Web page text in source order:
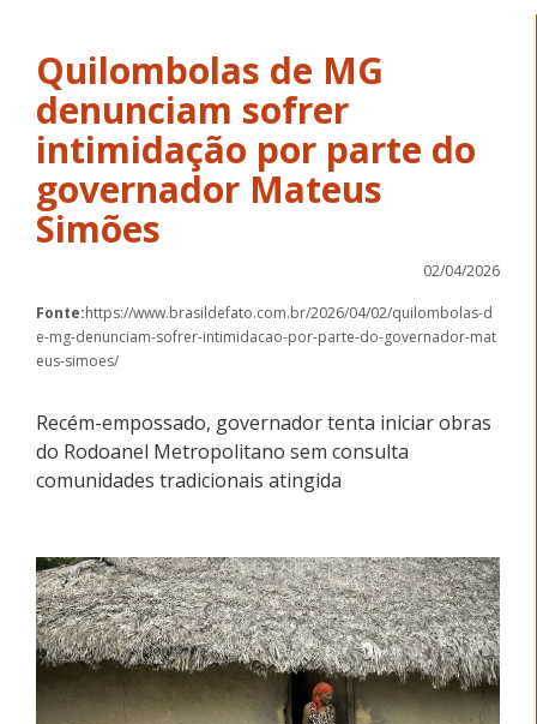
Quilombolas de MG
denunciam sofrer
intimidação por parte do
governador Mateus
Simões
02/04/2026
Fonte:https://www.brasildefato.com.br/2026/04/02/quilombolas-d
e-mg-denunciam-sofrer-intimidacao-por-parte-do-governador-mat
eus-simoes/
Recém-empossado, governador tenta iniciar obras
do Rodoanel Metropolitano sem consulta
comunidades tradicionais atingida